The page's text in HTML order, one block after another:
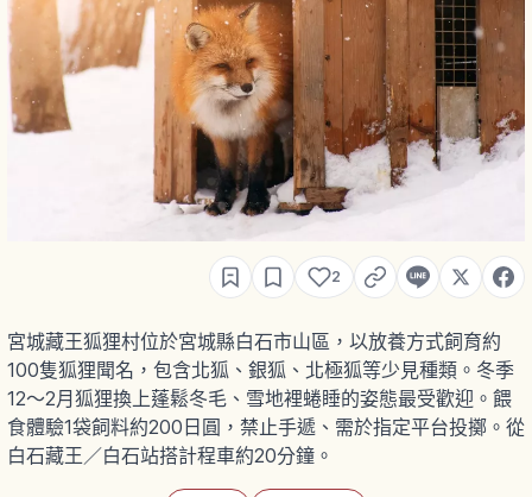
2
宮城藏王狐狸村位於宮城縣白石市山區，以放養方式飼育約
100隻狐狸聞名，包含北狐、銀狐、北極狐等少見種類。冬季
12〜2月狐狸換上蓬鬆冬毛、雪地裡蜷睡的姿態最受歡迎。餵
食體驗1袋飼料約200日圓，禁止手遞、需於指定平台投擲。從
白石藏王／白石站搭計程車約20分鐘。